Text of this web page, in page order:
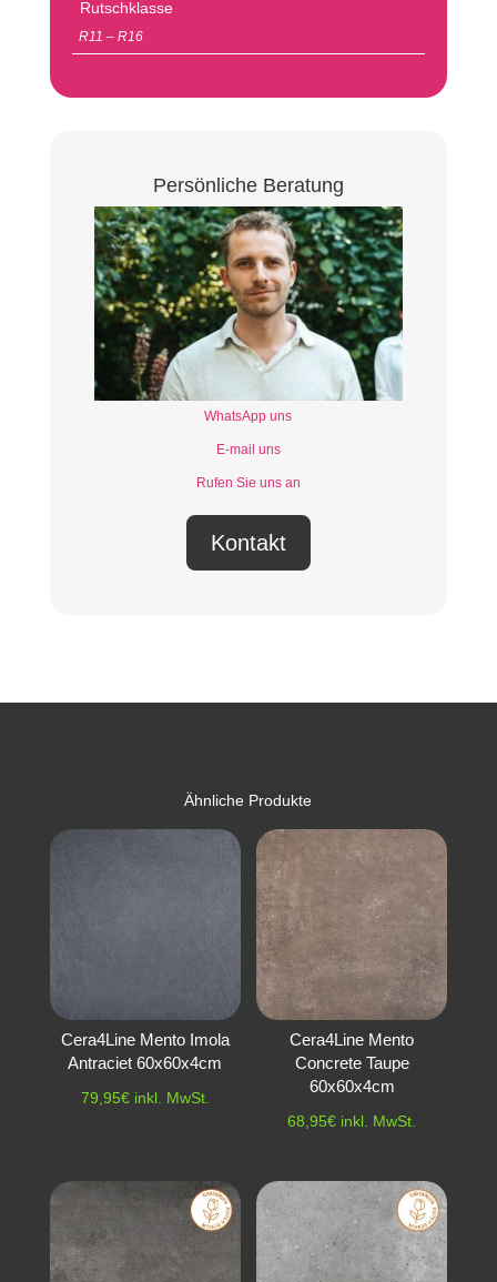
Rutschklasse
R11 – R16
Persönliche Beratung
WhatsApp uns
E-mail uns
Rufen Sie uns an
Kontakt
Ähnliche Produkte
Cera4Line Mento Imola
Antraciet 60x60x4cm
79,95€ inkl. MwSt.
Cera4Line Mento
Concrete Taupe
60x60x4cm
68,95€ inkl. MwSt.